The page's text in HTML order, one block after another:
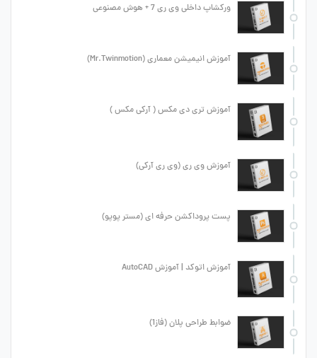
ورکشاپ داخلی وی ری 7 + هوش مصنوعی
آموزش انیمیشن معماری (Mr.Twinmotion)
آموزش تری دی مکس ( آرکی مکس )
آموزش وی ری (وی ری آرکی)
پست پروداکشن حرفه ای (مستر پوپو)
آموزش اتوکد | آموزش AutoCAD
ضوابط طراحی پلان (فاز1)